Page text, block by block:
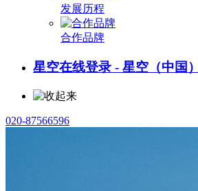
发展历程
合作品牌
星空在线登录 - 星空（中国
020-87566596